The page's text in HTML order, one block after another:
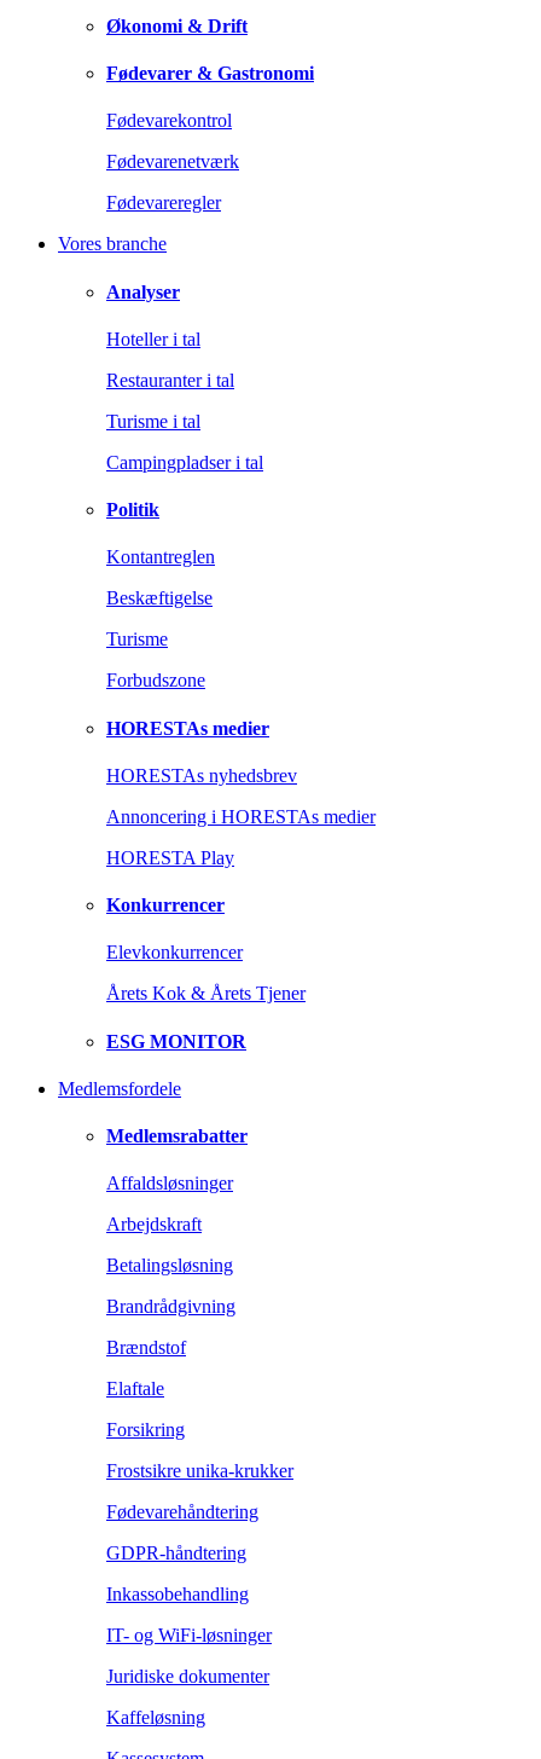
Økonomi & Drift
Fødevarer & Gastronomi
Fødevarekontrol
Fødevarenetværk
Fødevareregler
Vores branche
Analyser
Hoteller i tal
Restauranter i tal
Turisme i tal
Campingpladser i tal
Politik
Kontantreglen
Beskæftigelse
Turisme
Forbudszone
HORESTAs medier
HORESTAs nyhedsbrev
Annoncering i HORESTAs medier
HORESTA Play
Konkurrencer
Elevkonkurrencer
Årets Kok & Årets Tjener
ESG MONITOR
Medlemsfordele
Medlemsrabatter
Affaldsløsninger
Arbejdskraft
Betalingsløsning
Brandrådgivning
Brændstof
Elaftale
Forsikring
Frostsikre unika-krukker
Fødevarehåndtering
GDPR-håndtering
Inkassobehandling
IT- og WiFi-løsninger
Juridiske dokumenter
Kaffeløsning